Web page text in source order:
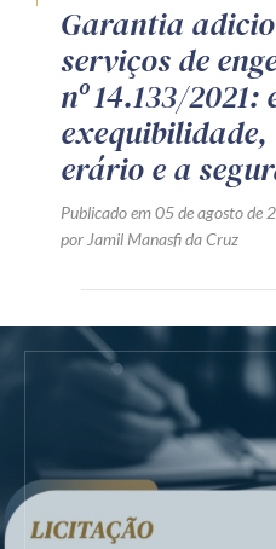
Garantia
serviços de
nº 14.133/2021:
erário e a
Publicado em 05 de agosto de
por Jamil Manasfi da Cruz